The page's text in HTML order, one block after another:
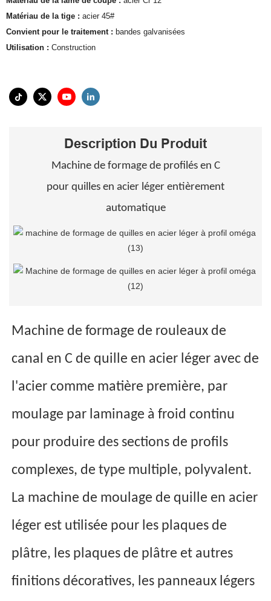
Matériau de la tige : acier 45#
Convient pour le traitement : bandes galvanisées
Utilisation : Construction
Description Du Produit
Machine de formage de profilés en C
pour quilles en acier léger entièrement
automatique
Machine de formage de rouleaux de
canal en C de quille en acier léger avec de
l'acier comme matière première, par
moulage par laminage à froid continu
pour produire des sections de profils
complexes, de type multiple, polyvalent.
La machine de moulage de quille en acier
léger est utilisée pour les plaques de
plâtre, les plaques de plâtre et autres
finitions décoratives, les panneaux légers